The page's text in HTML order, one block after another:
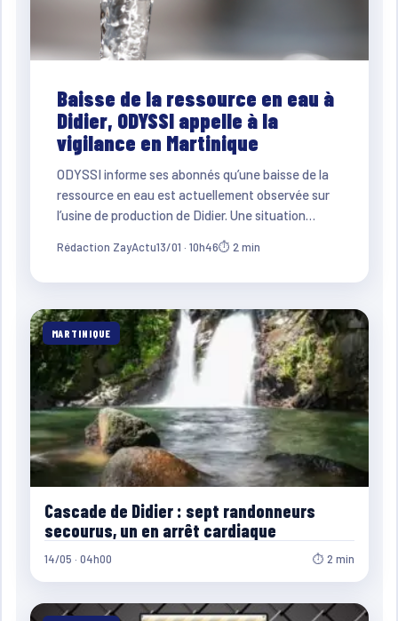
Baisse de la ressource en eau à
Didier, ODYSSI appelle à la
vigilance en Martinique
ODYSSI informe ses abonnés qu’une baisse de la
ressource en eau est actuellement observée sur
l’usine de production de Didier. Une situation…
Rédaction ZayActu13/01 · 10h46⏱ 2 min
MARTINIQUE
Cascade de Didier : sept randonneurs
secourus, un en arrêt cardiaque
14/05 · 04h00 ⏱ 2 min